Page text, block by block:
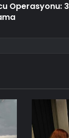
Operasyonu: 3